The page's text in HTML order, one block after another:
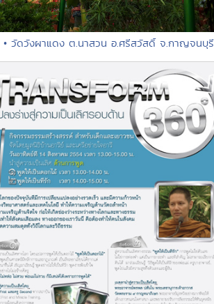
• วัดวังผาแดง ต.นาสวน อ.ศรีสวัสดิ์ จ.กาญจนบุรี